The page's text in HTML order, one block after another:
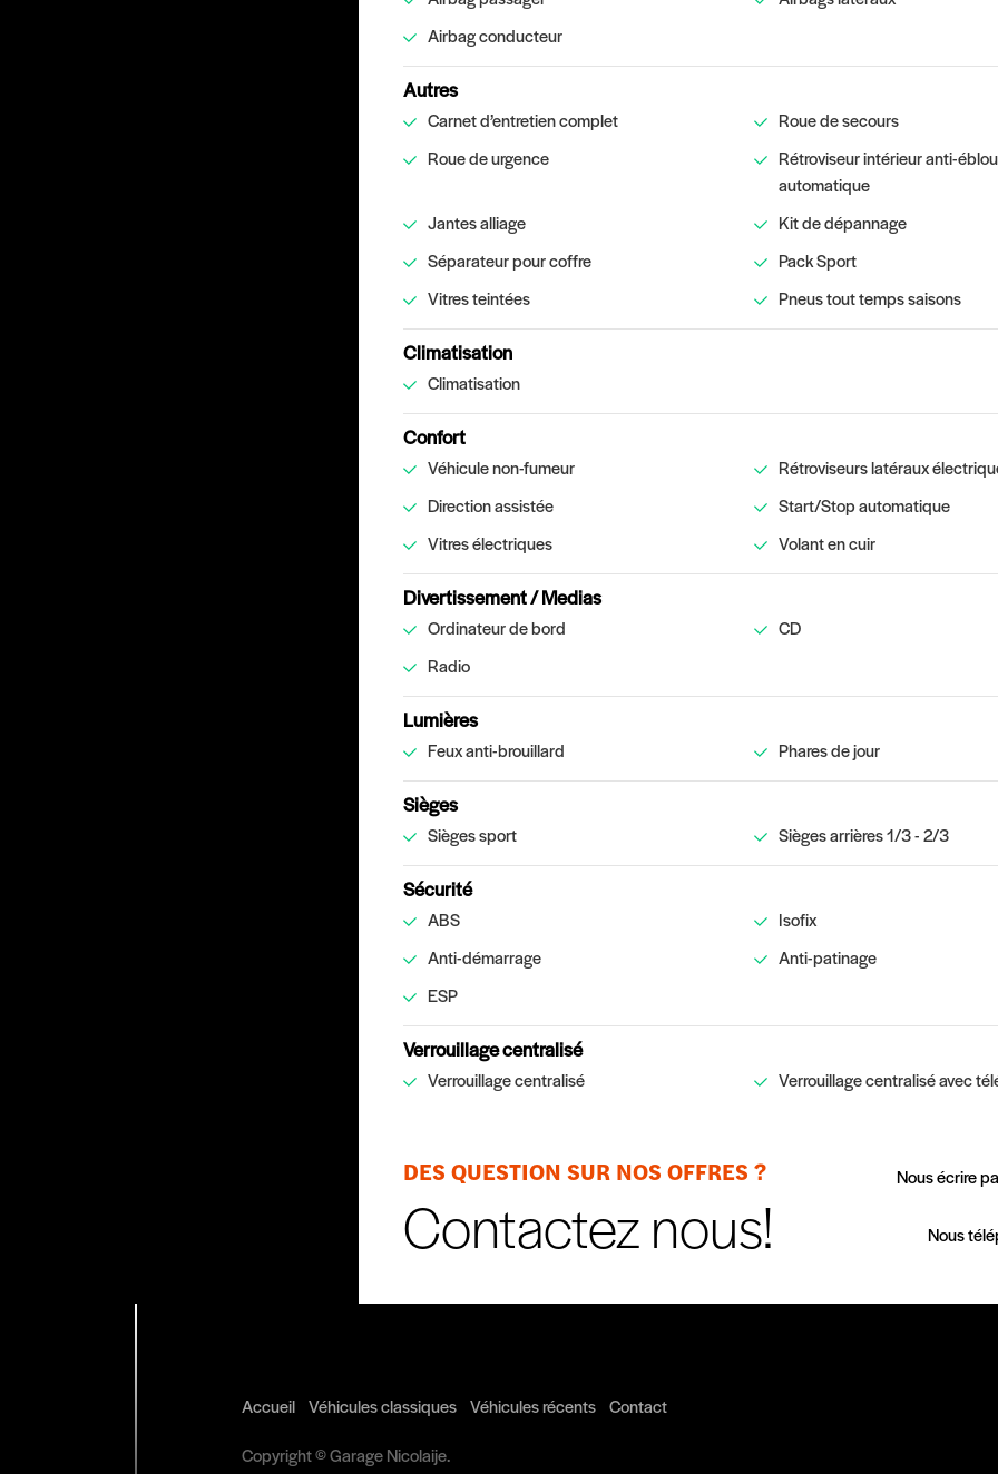
Airbag conducteur
Autres
Carnet d’entretien complet
Roue de secours
Roue de urgence
Rétroviseur intérieur anti-
automatique
Jantes alliage
Kit de dépannage
Séparateur pour coffre
Pack Sport
Vitres teintées
Pneus tout temps saisons
Climatisation
Climatisation
Confort
Véhicule non-fumeur
Rétroviseurs latéraux
Direction assistée
Start/Stop automatique
Vitres électriques
Volant en cuir
Divertissement / Medias
Ordinateur de bord
CD
Radio
Lumières
Feux anti-brouillard Phares de jour
Sièges
Sièges sport Sièges arrières 1/3 - 2/3
Sécurité
ABS
Isofix
Anti-démarrage
Anti-patinage
ESP
Verrouillage centralisé
Verrouillage centralisé Verrouillage centralisé avec
DES QUESTION SUR NOS OFFRES ?
Contactez nous!
Nous écrire
Nous
Accueil Véhicules classiques Véhicules récents Contact
Copyright © Garage Nicolaije.